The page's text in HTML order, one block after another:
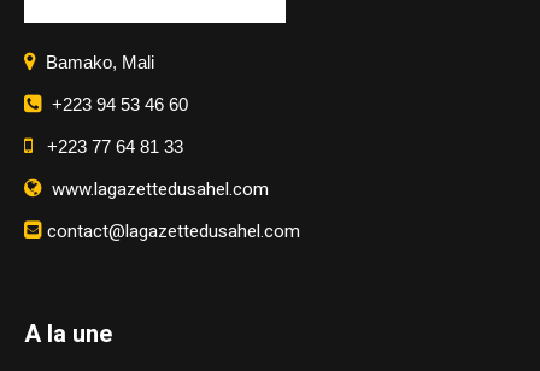
Bamako, Mali
+223 94 53 46 60
+223 77 64 81 33
www.lagazettedusahel.com
contact@lagazettedusahel.com
A la une